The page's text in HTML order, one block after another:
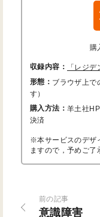
購
収録内容：
「レジ
形態： ブラウザ上で
す）
購入方法： 羊土社
決済
※本サービスのデザ
ますので，予めご了
前の記事
意識障害